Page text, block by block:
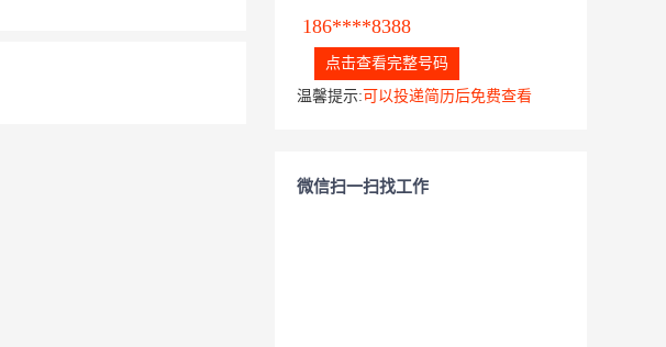
186****8388
点击查看完整号码
温馨提示: 可以投递简历后免费查看
微信扫一扫找工作